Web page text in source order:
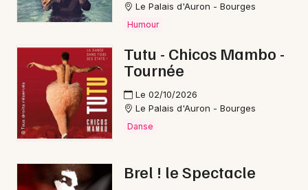
Choisir mes départements
Le Palais d'Auron - Bourges
Humour
Tutu - Chicos Mambo -
Tournée
Le 02/10/2026
Le Palais d'Auron - Bourges
Danse
Brel ! le Spectacle